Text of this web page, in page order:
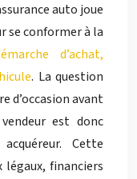
auto joue
se conformer à la
d’achat,
. La question
d’occasion avant
est donc
Cette
légaux, financiers